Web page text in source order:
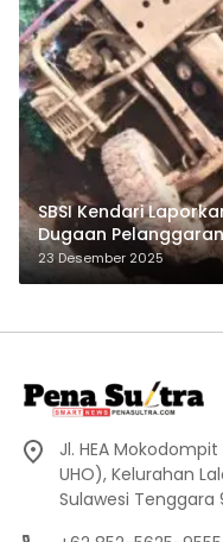
SBSI Kendari
Dugaan
23 Desember 2025
Jl. HEA
UHO), Kelurahan
Sulawesi Tenggara